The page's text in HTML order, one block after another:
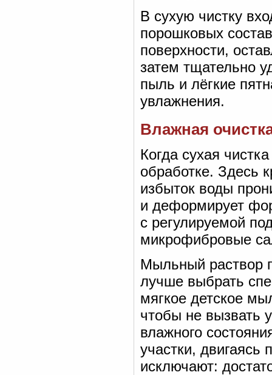
В сухую чистку
порошковых
поверхности,
затем тщательно
пыль и лёгкие
увлажнения.
Влажная
Когда сухая
обработке. Здесь
избыток воды
и деформирует
с регулируемой
микрофибровые
Мыльный раствор
лучше выбрать
мягкое детское
чтобы не вызвать
влажного
участки,
исключают: